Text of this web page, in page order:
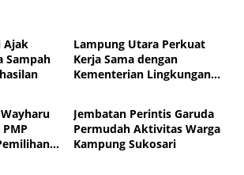
Ajak
Sampah
Lampung Utara Perkuat
Kerja Sama dengan
Kementerian Lingkungan
Daerah
Jembatan Perintis Garuda
Permudah Aktivitas Warga
Kampung Sukosari
Daerah